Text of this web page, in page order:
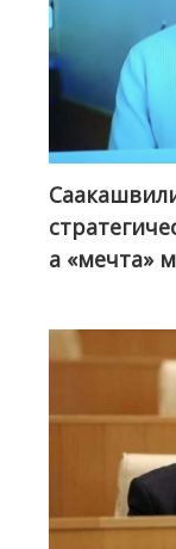
а «мечта»